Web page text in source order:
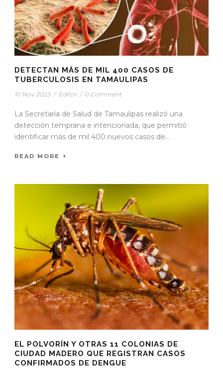
DETECTAN MÁS DE MIL 400 CASOS DE
TUBERCULOSIS EN TAMAULIPAS
10 Nov 2023 / Editor / 0 Comment
La Secretaría de Salud de Tamaulipas realizó una
detección temprana e intencionada, que permitió
identificar más de mil 400 nuevos casos de...
READ MORE
EL POLVORÍN Y OTRAS 11 COLONIAS DE
CIUDAD MADERO QUE REGISTRAN CASOS
CONFIRMADOS DE DENGUE